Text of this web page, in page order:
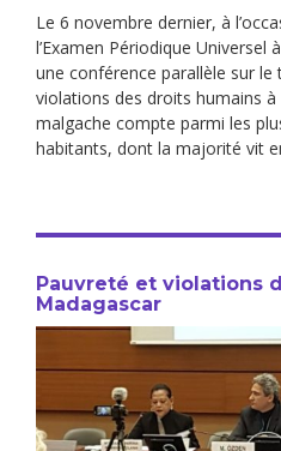
Le 6 novembre dernier, à
l’Examen Périodique Universel
une conférence parallèle sur
violations des droits humains
malgache compte parmi les
habitants, dont la majorité vit
Pauvreté et violations
Madagascar